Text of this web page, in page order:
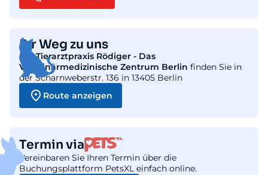
Ihr Weg zu uns
DieTierarztpraxis Rödiger - Das
Veterinärmedizinische Zentrum Berlin finden Sie in
der Scharnweberstr. 136 in 13405 Berlin
Route anzeigen
Termin via
Vereinbaren Sie Ihren Termin über die
Buchungsplattform PetsXL einfach online.